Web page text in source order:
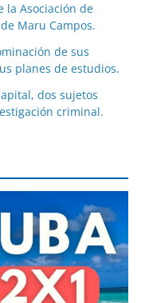
la Asociación de
Maru Campos.
de sus
planes de estudios.
dos sujetos
criminal.